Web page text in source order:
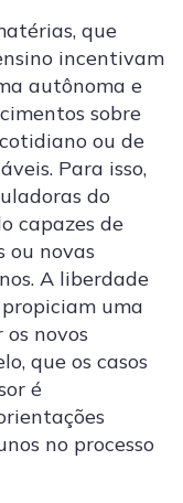
que
incentivam
autônoma e
sobre
ou de
Para isso,
do
capazes de
ou novas
A liberdade
uma
novos
que os casos
é
no processo